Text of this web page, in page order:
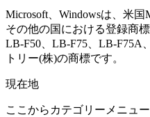
Microsoft、Windowsは、米国
その他の国における登録商標
LB-F50、LB-F75、LB-F75A
トリー(株)の商標です。
現在地
ここからカテゴリーメニュー